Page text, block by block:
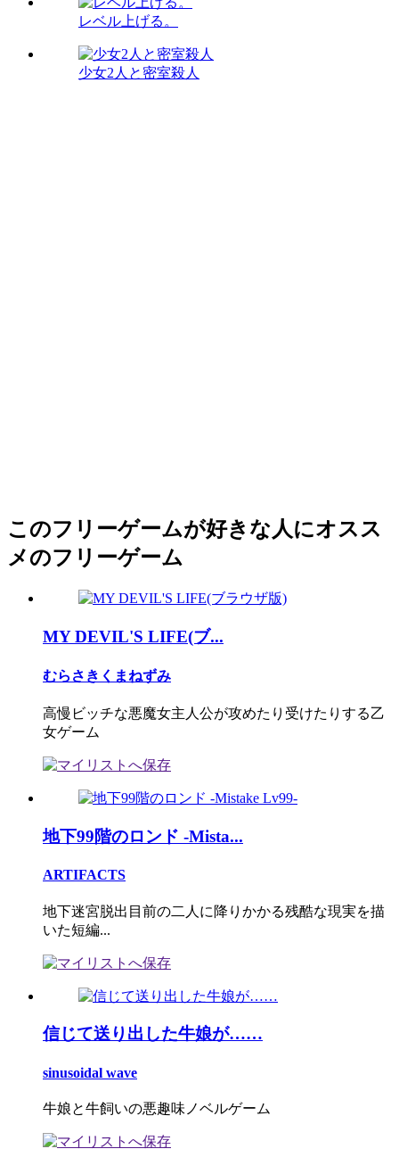
レベル上げる。
少女2人と密室殺人
このフリーゲームが好きな人にオスス
メのフリーゲーム
MY DEVIL'S LIFE(ブ...
むらさきくまねずみ
高慢ビッチな悪魔女主人公が攻めたり受けたりする乙
女ゲーム
地下99階のロンド -Mista...
ARTIFACTS
地下迷宮脱出目前の二人に降りかかる残酷な現実を描
いた短編...
信じて送り出した牛娘が……
sinusoidal wave
牛娘と牛飼いの悪趣味ノベルゲーム